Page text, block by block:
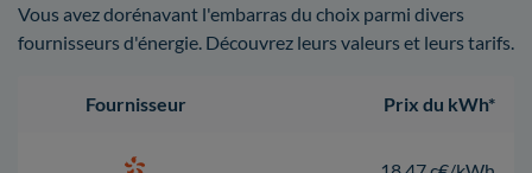
Vous avez dorénavant l'embarras du choix parmi divers
fournisseurs d'énergie. Découvrez leurs valeurs et leurs tarifs.
Fournisseur Prix du kWh*